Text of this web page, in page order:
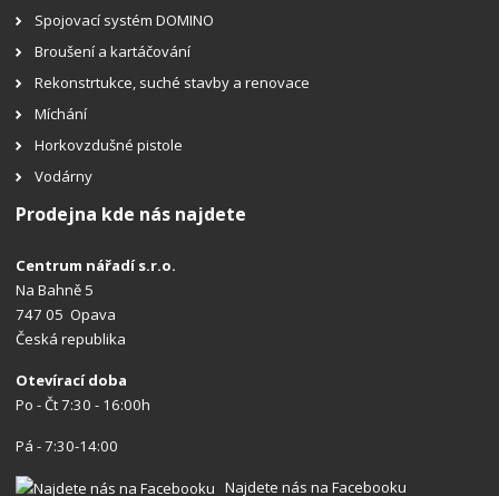
Spojovací systém DOMINO
Broušení a kartáčování
Rekonstrtukce, suché stavby a renovace
Míchání
Horkovzdušné pistole
Vodárny
Prodejna kde nás najdete
Centrum nářadí s.r.o.
Na Bahně 5
747 05 Opava
Česká republika
Otevírací doba
Po - Čt 7:30 - 16:00h
Pá - 7:30-14:00
Najdete nás na Facebooku